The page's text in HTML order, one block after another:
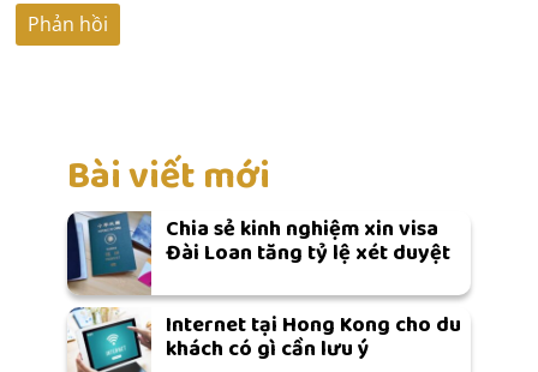
Bài viết mới
Chia sẻ kinh nghiệm xin visa
Đài Loan tăng tỷ lệ xét duyệt
Internet tại Hong Kong cho du
khách có gì cần lưu ý